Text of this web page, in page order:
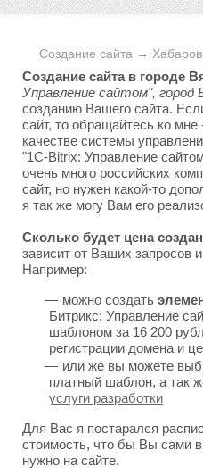
Создание сайта →
Создание сайта в городе
Управление сайтом", город
созданию Вашего сайта.
сайт, то обращайтесь ко
качестве системы
"1C-Bitrix: Управление
очень много российских
сайт, но нужен какой-то
я так же могу Вам его
Сколько будет цена
зависит от Ваших запросов
Например:
можно создать
Битрикс: Управление
шаблоном за 16 200
регистрации домена и
или же вы можете
платный шаблон, а так
услуги разработки
Для Вас я постарался
стоимость, что бы Вы сами
нужно на сайте.